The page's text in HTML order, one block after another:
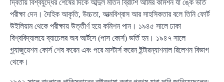
দ্বিতীয় বিশ্বযুদ্ধের শেষের দিকে আব্দুল মতিন ব্রিটিশ আর্মির কমিশন র্যা ঙ্কে ভর্তি
পরীক্ষা দেন। দৈহিক আকৃতি, উচ্চতা, আত্মবিশ্বাস আর সাহসিকতার বলে তিনি ফোর্ট
উইলিয়াম থেকে পরীক্ষায় উত্তীর্ণ হয়ে কমিশন পান। ১৯৪৫ সালে ঢাকা
বিশ্ববিদ্যালয়ে ব্যাচেলর অব আর্টসে (পাস কোর্স) ভর্তি হন। ১৯৪৭ সালে
গ্র্যাজুয়েশন কোর্স শেষ করেন এবং পরে মাস্টার্স করেন ইন্টারন্যাশনাল রিলেশন বিভাগ
থেকে।